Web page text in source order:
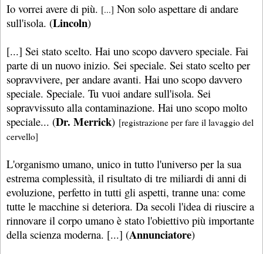
Io vorrei avere di più. [...] Non solo aspettare di andare
sull'isola. (Lincoln)
[...] Sei stato scelto. Hai uno scopo davvero speciale. Fai
parte di un nuovo inizio. Sei speciale. Sei stato scelto per
sopravvivere, per andare avanti. Hai uno scopo davvero
speciale. Speciale. Tu vuoi andare sull'isola. Sei
sopravvissuto alla contaminazione. Hai uno scopo molto
speciale... (Dr. Merrick) [registrazione per fare il lavaggio del
cervello]
L'organismo umano, unico in tutto l'universo per la sua
estrema complessità, il risultato di tre miliardi di anni di
evoluzione, perfetto in tutti gli aspetti, tranne una: come
tutte le macchine si deteriora. Da secoli l'idea di riuscire a
rinnovare il corpo umano è stato l'obiettivo più importante
della scienza moderna. [...] (Annunciatore)